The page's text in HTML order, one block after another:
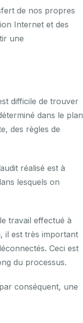
de nos propres
Internet et des
une
difficile de trouver
dans le plan
des règles de
réalisé est à
lesquels on
travail effectué à
il est très important
Ceci est
du processus.
conséquent, une